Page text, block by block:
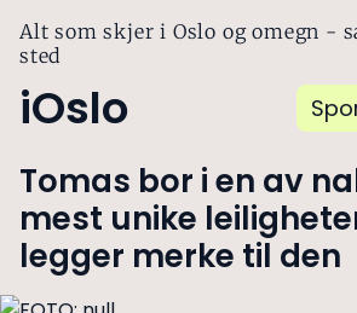
Alt som skjer i Oslo og omegn -
sted
iOslo
Tomas bor i en av
mest unike
legger merke til den